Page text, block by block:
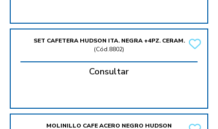
SET CAFETERA HUDSON ITA. NEGRA +4PZ. CERAM.
(Cód.8802)
Consultar
MOLINILLO CAFE ACERO NEGRO HUDSON